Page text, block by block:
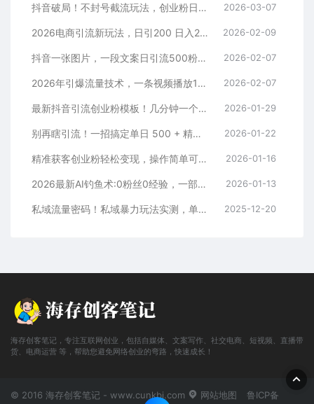
抖音破局！不封号截流玩法，创业粉日涨 200 + 实操指南 2026-03-07
2026电商引流新玩法，日引200 日入2500+ 2026-02-09
抖音一张图片，一段文案日引流500粉，新手小白，轻松上手 2026-02-07
2026年引爆流量技术，一条视频播放100W＋，无脑发，小白轻松上手 2026-02-07
最新抖音引流创业粉模板！几分钟一个视频，非常暴力，小白直接可上手操作！ 2026-01-29
别再瞎引流！一招搞定单日 500 + 精准粉，微信直接爆仓 2026-01-22
精准获客创业粉轻松变现，操作简单可放大，单日轻松3000+ 2026-01-16
2026最新AI钓鱼术:0粉丝0经验，一部手机就能开启赚钱模式 2026-01-13
私域流量密码！私域暴力玩法实测，单日 500 + 精准粉直接加满 2025-12-20
海存创客笔记，专注互联网创业，包括自媒体、文案写作、社交电商、短视频、直播带
货、电商运营 等，帮助您避免网络创业的弯路，快速成长！
© 2016 海存创客笔记 - www.cunkbj.com 网站地图
鲁ICP备